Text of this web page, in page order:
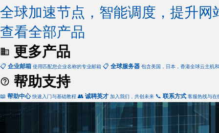
全球加速节点，智能调度，提升网
查看全部产品
更多产品
📋 企业邮箱 使用匹配您企业名称的专业邮箱 📋 全球服务器 包含美国，日本，香港全球云主机
帮助支持
📖 帮助中心 快速入门与基础教程 👥 诚聘英才 加入我们，共创未来 📞 联系方式 客服热线与在